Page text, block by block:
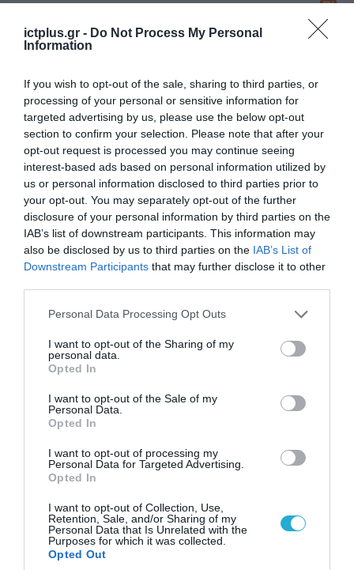
ictplus.gr - Do Not Process My Personal
Information
If you wish to opt-out of the sale, sharing to third parties, or
processing of your personal or sensitive information for
targeted advertising by us, please use the below opt-out
section to confirm your selection. Please note that after your
opt-out request is processed you may continue seeing
interest-based ads based on personal information utilized by
us or personal information disclosed to third parties prior to
your opt-out. You may separately opt-out of the further
disclosure of your personal information by third parties on the
IAB’s list of downstream participants. This information may
also be disclosed by us to third parties on the IAB’s List of
Downstream Participants that may further disclose it to other
Please note that this website/app uses one or more Google
not limited to your visit or usage behaviour. You may click to
grant or deny consent to Google and its third-party tags to
use your data for below specified purposes in below Google
consent section.
Personal Data Processing Opt Outs
I want to opt-out of the Sharing of my
personal data.
Opted In
I want to opt-out of the Sale of my
Personal Data.
Opted In
I want to opt-out of processing my
Personal Data for Targeted Advertising.
Opted In
I want to opt-out of Collection, Use,
Retention, Sale, and/or Sharing of my
Personal Data that Is Unrelated with the
Purposes for which it was collected.
Opted Out
Xiaomi Buds 6: Εκλεπτυσμένη Άνεση με
Καθηλωτικό Ήχο
Ως semi-in-ear ακουστικά κατηγορίας
ναυαρχίδας, τα Xiaomi Buds 6 διαθέτουν νέα
ηχητική απόδοση μέσω της ενσωμάτωσης
ενισχυμένου hardware και λογισμικού.
Διαθέτουν έναν δυναμικό οδηγό 11mm με
συνδυασμό με ένα διάφραγμα, επικαλυμμένο
με χρυσό 24 καρατίων που βελτιώνει την
ευαισθησία κατά 30% στα πρίμα για πιο
καθαρές και ευκρινείς υψηλές νότες. Αυτό
βελτιώνεται περαιτέρω από μια σειρά
ψηφιακών ενισχύσεων,
συμπεριλαμβανομένου του master-tuning από